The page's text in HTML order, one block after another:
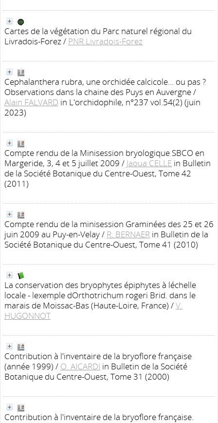
Cartes de la végétation du Parc naturel régional du
Livradois-Forez/ PNR Livradois-Forez
Cephalanthera rubra, une orchidée calcicole... ou pas ?
Observations dans la chaine des Puys en Auvergne/
Alain FALVARD in L'orchidophile, n°237 vol.54(2) (juin
2023)
Compte rendu de la Minisession bryologique SBCO en
Margeride, 3, 4 et 5 juillet 2009 / Jaoua CELLE in Bulletin
de la Société Botanique du Centre-Ouest, Tome 42
(2011)
Compte rendu de la minisession Graminées des 25 et 26
juin 2009 au Puy-en-Velay/ R. BERNAER in Bulletin de la
Société Botanique du Centre-Ouest, Tome 41 (2010)
La conservation des bryophytes épiphytes à léchelle
locale - lexemple dOrthotrichum rogeri Brid. dans le
marais de Moissac-Bas (Haute-Loire, France) /V.
HUGONNOT
Contribution à l'inventaire de la bryoflore française
(année 1999) / O. AICARDI in Bulletin de la Société
Botanique du Centre-Ouest, Tome 31 (2000)
Contribution à l'inventaire de la bryoflore française.